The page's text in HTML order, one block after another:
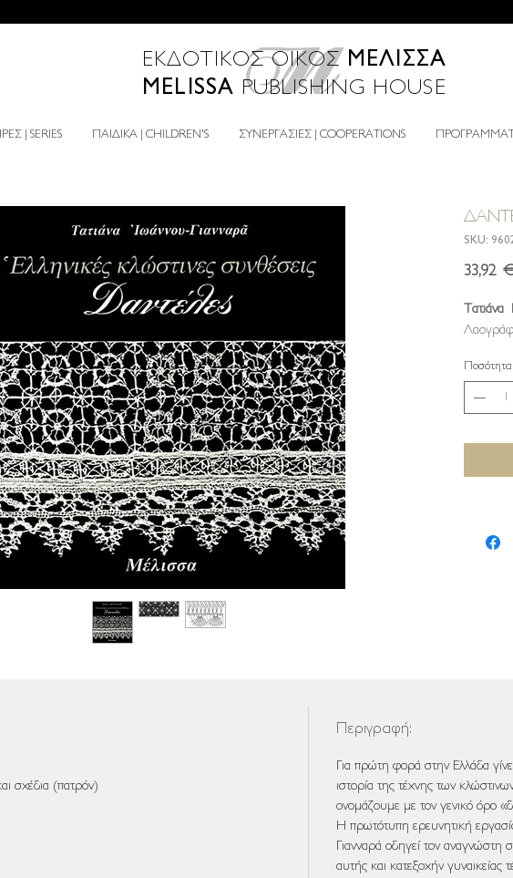
ΕΚΔΟΤΙΚΟΣ ΟΙΚΟΣ ΜΕΛΙΣΣΑ
MELISSA PUBLISHING HOUSE
| SERIES ΠΑΙΔΙΚΑ | CHILDREN'S ΣΥΝΕΡΓΑΣΙΕΣ | COOPERATIONS
SKU:
33,92
Τατιάνα
Ποσότητα
σχέδια (πατρόν)
Περιγραφή:
Για πρώτη φορά στην Ελλάδα
ιστορία της τέχνης των
ονομάζουμε με τον γενικό όρο
Η πρωτότυπη ερευνητική
Γιανναρά οδηγεί τον αναγνώστη
αυτής και κατεξοχήν γυναικείας